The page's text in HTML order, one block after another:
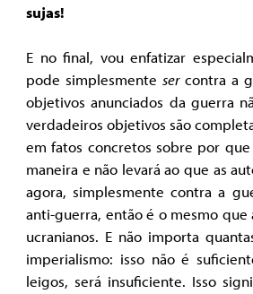
sujas!
E no final, vou enfatizar
pode simplesmente sercontra a
objetivos anunciados da guerra
verdadeiros objetivos são
em fatos concretos sobre por
maneira e não levará ao que as
agora, simplesmente contra a
anti-guerra, então é o mesmo que
ucranianos. E não importa
imperialismo: isso não é
leigos, será insuficiente. Isso